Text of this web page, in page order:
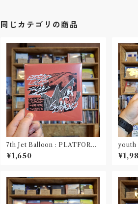
同じカテゴリの商品
7th Jet Balloon : PLATFORM
SPLIT EP(CD)〝長野〟×〝大阪〟
¥1,650
youth
屋〟